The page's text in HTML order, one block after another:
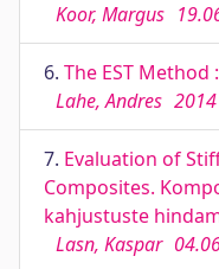
Koor, Margus
6. The EST
Lahe, Andres 2014
7. Evaluation of
Composites.
kahjustuste
Lasn, Kaspar